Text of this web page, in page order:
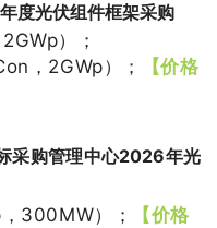
度光伏组件框架采购
）
；
，2GWp） ；
【价格
采购管理中心2026年光
300MW） ；
【价格